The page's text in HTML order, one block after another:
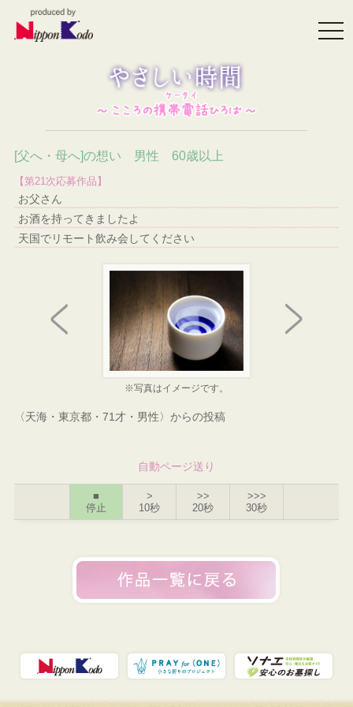
[父へ・母へ]の想い 男性 60歳以上
【第21次応募作品】
お父さん
お酒を持ってきましたよ
天国でリモート飲み会してください
※写真はイメージです。
〈天海・東京都・71才・男性〉からの投稿
自動ページ送り
■
停止
>
10秒
>>
20秒
>>>
30秒